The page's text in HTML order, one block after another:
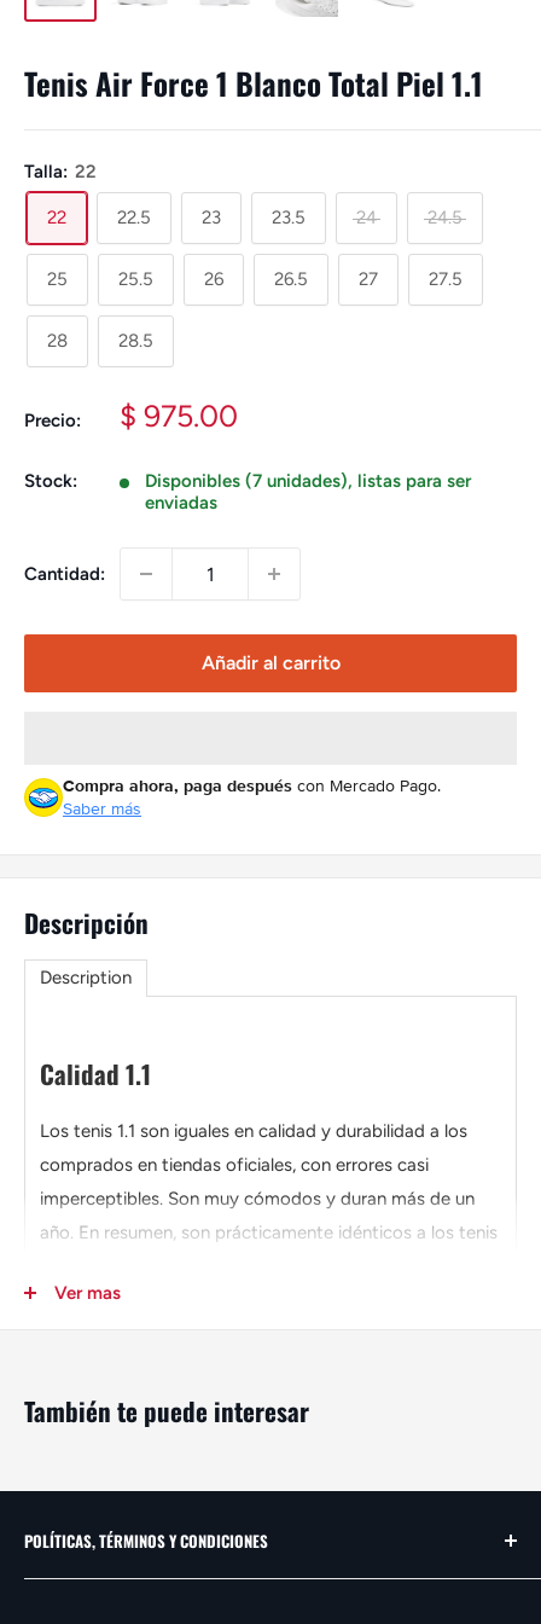
Tenis Air Force 1 Blanco Total Piel 1.1
Talla: 22
22 22.5 23 23.5 24 24.5
25 25.5 26 26.5 27 27.5
28 28.5
Precio:
Precio
venta
$ 975.00
Stock:
Disponibles (7 unidades), listas para ser
enviadas
Cantidad:
Añadir al carrito
Compra ahora, paga después con Mercado Pago.
Saber más
Descripción
Description
Calidad 1.1
Los tenis 1.1 son iguales en calidad y durabilidad a los
comprados en tiendas oficiales, con errores casi
imperceptibles. Son muy cómodos y duran más de un
año. En resumen, son prácticamente idénticos a los tenis
muchas personas.
par que no solo destaca sino que también realza tu
modernidad!"
Materiales
Ver mas
También te puede interesar
POLÍTICAS, TÉRMINOS Y CONDICIONES
Contacto